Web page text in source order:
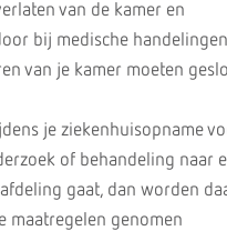
van de kamer en
bij medische handelingen
van je kamer moeten
je ziekenhuisopname
of behandeling naar
gaat, dan worden
maatregelen genomen